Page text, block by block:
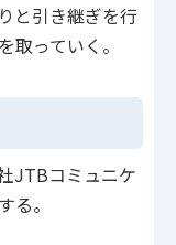
と引き継ぎを行
取っていく。
JTBコミュニケ
る。